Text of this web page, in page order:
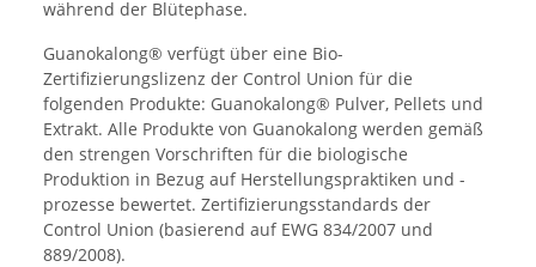
während der Blütephase.
Guanokalong® verfügt über eine Bio-
Zertifizierungslizenz der Control Union für die
folgenden Produkte: Guanokalong® Pulver, Pellets und
Extrakt. Alle Produkte von Guanokalong werden gemäß
den strengen Vorschriften für die biologische
Produktion in Bezug auf Herstellungspraktiken und -
prozesse bewertet. Zertifizierungsstandards der
Control Union (basierend auf EWG 834/2007 und
889/2008).